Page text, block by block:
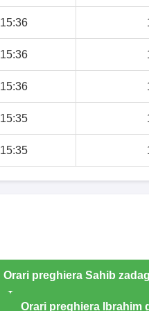
15:36
15:36
15:36
15:35
15:35
Orari preghiera Sahib
Orari preghiera Ibrahim